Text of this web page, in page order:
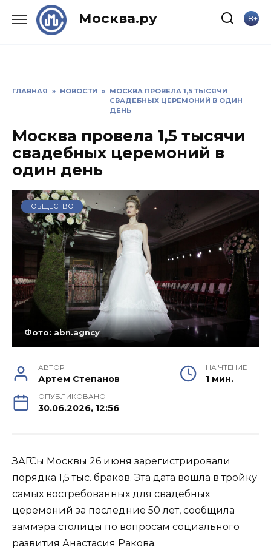
Москва.ру 18+
ГЛАВНАЯ » НОВОСТИ » МОСКВА ПРОВЕЛА 1,5 ТЫСЯЧИ
СВАДЕБНЫХ ЦЕРЕМОНИЙ В ОДИН
ДЕНЬ
Москва провела 1,5 тысячи
свадебных церемоний в
один день
ОБЩЕСТВО
Фото: abn.agncy
АВТОР
Артем Степанов
НА ЧТЕНИЕ
1 мин.
ОПУБЛИКОВАНО
30.06.2026, 12:56
ЗАГСы Москвы 26 июня зарегистрировали
порядка 1,5 тыс. браков. Эта дата вошла в тройку
самых востребованных для свадебных
церемоний за последние 50 лет, сообщила
заммэра столицы по вопросам социального
развития Анастасия Ракова.